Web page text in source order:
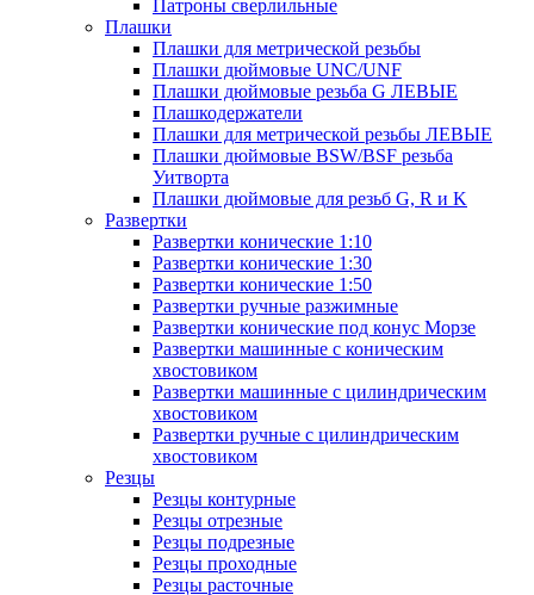
Патроны сверлильные
Плашки
Плашки для метрической резьбы
Плашки дюймовые UNC/UNF
Плашки дюймовые резьба G ЛЕВЫЕ
Плашкодержатели
Плашки для метрической резьбы ЛЕВЫЕ
Плашки дюймовые BSW/BSF резьба
Уитворта
Плашки дюймовые для резьб G, R и K
Развертки
Развертки конические 1:10
Развертки конические 1:30
Развертки конические 1:50
Развертки ручные разжимные
Развертки конические под конус Морзе
Развертки машинные с коническим
хвостовиком
Развертки машинные с цилиндрическим
хвостовиком
Развертки ручные с цилиндрическим
хвостовиком
Резцы
Резцы контурные
Резцы отрезные
Резцы подрезные
Резцы проходные
Резцы расточные